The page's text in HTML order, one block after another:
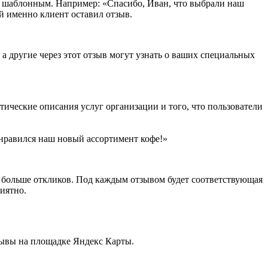
шаблонным. Например: «Спасибо, Иван, что выбрали наш
именно клиент оставил отзыв.
другие через этот отзыв могут узнать о ваших специальных
описания услуг организации и того, что пользователи
наш новый ассортимент кофе!»
откликов. Под каждым отзывом будет соответствующая
на площадке Яндекс Карты.